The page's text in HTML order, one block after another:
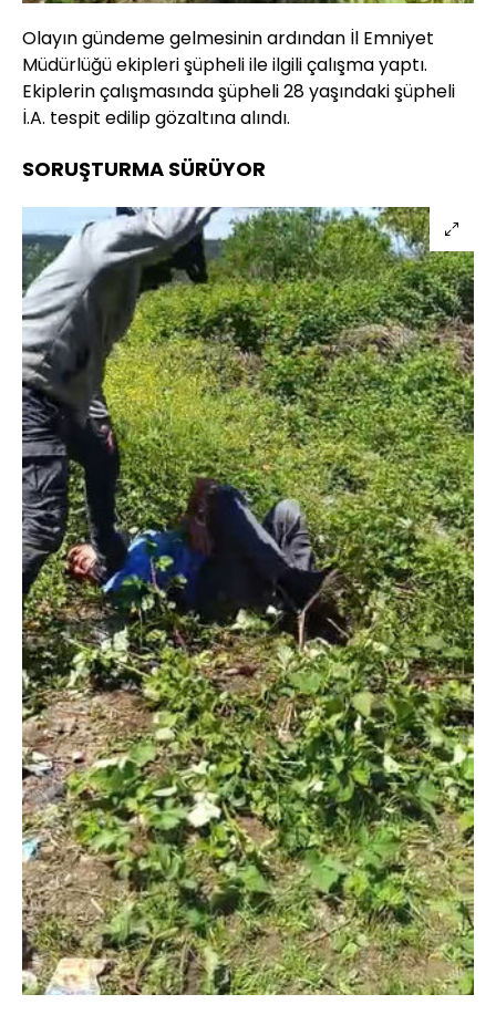
Olayın gündeme gelmesinin ardından İl Emniyet
Müdürlüğü ekipleri şüpheli ile ilgili çalışma yaptı.
Ekiplerin çalışmasında şüpheli 28 yaşındaki şüpheli
İ.A. tespit edilip gözaltına alındı.
SORUŞTURMA SÜRÜYOR